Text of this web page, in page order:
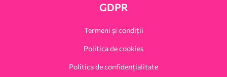
GDPR
Termeni și condiții
Politica de cookies
Politica de confidențialitate